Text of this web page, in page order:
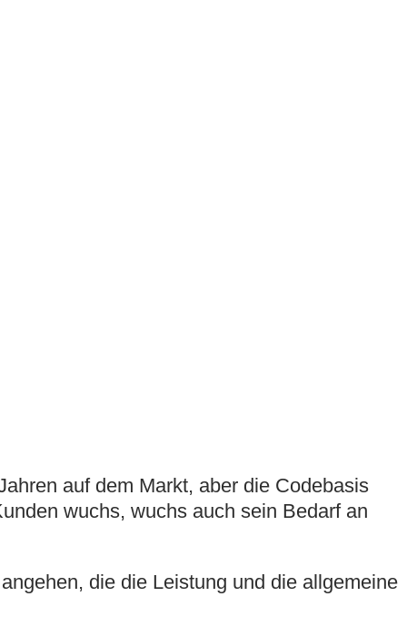
auf dem Markt, aber die Codebasis
wuchs, wuchs auch sein Bedarf an
die die Leistung und die allgemeine